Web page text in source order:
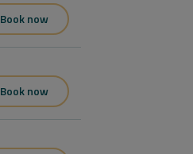
Book now
Book now